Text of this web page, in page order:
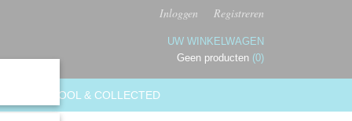
Inloggen Registreren
UW WINKELWAGEN
Geen producten (0)
COOL & COLLECTED